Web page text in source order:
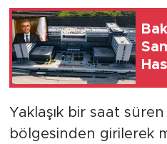
Yaklaşık bir saat
bölgesinden girilerek